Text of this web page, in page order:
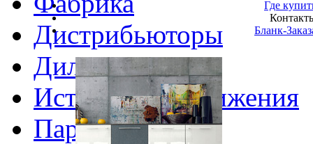
Где
Бланк-
Дистрибьюторы
Дилеры
История и достижения
Партнеры